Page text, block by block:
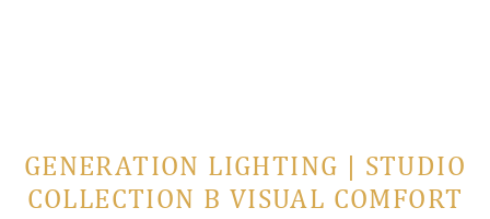
GENERATION LIGHTING | STUDIO
COLLECTION В VISUAL COMFORT